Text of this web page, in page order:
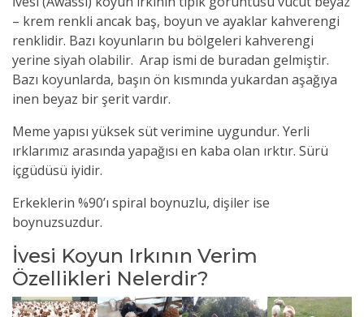
– krem renkli ancak baş, boyun ve ayaklar kahverengi
renklidir. Bazı koyunların bu bölgeleri kahverengi
yerine siyah olabilir. Arap ismi de buradan gelmiştir.
Bazı koyunlarda, başın ön kısmında yukardan aşağıya
inen beyaz bir şerit vardır.
Meme yapısı yüksek süt verimine uygundur. Yerli
ırklarımız arasında yapağısı en kaba olan ırktır. Sürü
içgüdüsü iyidir.
Erkeklerin %90’ı spiral boynuzlu, dişiler ise
boynuzsuzdur.
İvesi Koyun Irkının Verim
Özellikleri Nelerdir?